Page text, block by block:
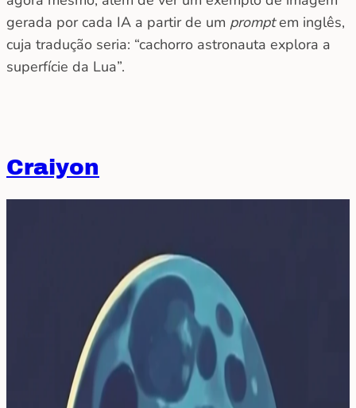
gerada por cada IA a partir de um promptem inglês,
cuja tradução seria: “cachorro astronauta explora a
superfície da Lua”.
Craiyon